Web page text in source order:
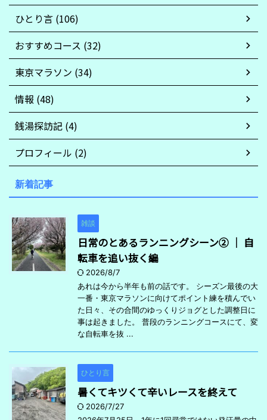
ひとり言 (106)
おすすめコース (32)
東京マラソン (34)
情報 (48)
銭湯探訪記 (4)
プロフィール (2)
新着記事
雑談
日常のとあるランニングシーン② ｜ 自
転車を追い抜く編
2026/8/7
あれは今から半年も前の話です。 シーズン最後の大
一番・東京マラソンに向けてポイント練を積んでい
た日々、その合間のゆっくりジョグとした調整日に
事は起きました。 普段のランニングコースにて、変
な自転車を抜 ...
ひとり言
暑くてキツくて辛いレースを終えて
2026/7/27